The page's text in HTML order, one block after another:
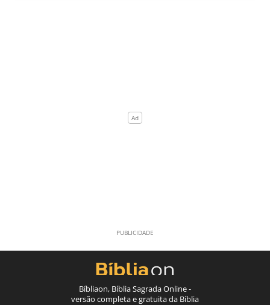
Bíbliaon, Bíblia Sagrada Online -
versão completa e gratuita da Bíblia